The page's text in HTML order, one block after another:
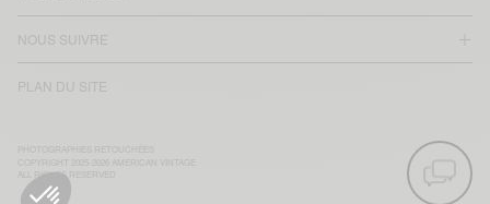
NOUS SUIVRE
PLAN DU SITE
COPYRIGHT 2025-2026 AMERICAN VINTAGE
ALL RIGHTS RESERVED